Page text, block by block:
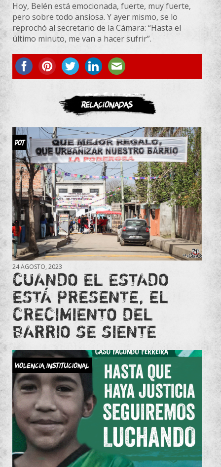
Hoy, Belén está emocionada, fuerte, muy fuerte,
pero sobre todo ansiosa. Y ayer mismo, se lo
reprochó al secretario de la Cámara: “Hasta el
último minuto, me van a hacer sufrir”.
ASOCIATE
Relacionadas
POT
24 AGOSTO, 2023
CUANDO EL ESTADO
ESTÁ PRESENTE, EL
CRECIMIENTO DEL
BARRIO SE SIENTE
violencia institucional